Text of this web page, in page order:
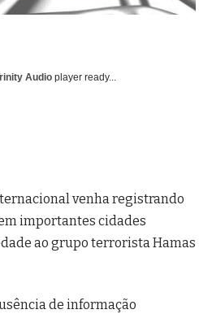
Audio player ready...
venha registrando
importantes cidades
ao grupo terrorista Hamas
de informação